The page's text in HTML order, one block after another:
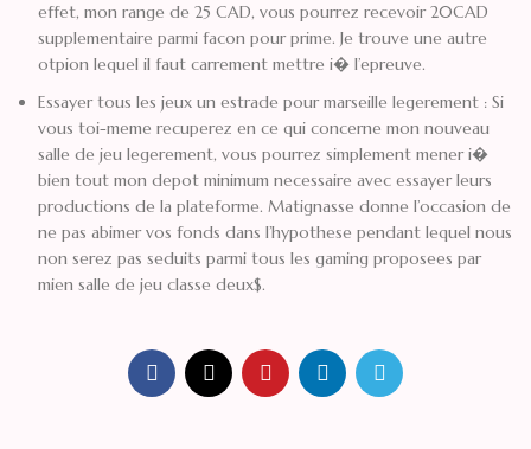
effet, mon range de 25 CAD, vous pourrez recevoir 20CAD
supplementaire parmi facon pour prime. Je trouve une autre
otpion lequel il faut carrement mettre i� l’epreuve.
Essayer tous les jeux un estrade pour marseille legerement : Si
vous toi-meme recuperez en ce qui concerne mon nouveau
salle de jeu legerement, vous pourrez simplement mener i�
bien tout mon depot minimum necessaire avec essayer leurs
productions de la plateforme. Matignasse donne l’occasion de
ne pas abimer vos fonds dans l’hypothese pendant lequel nous
non serez pas seduits parmi tous les gaming proposees par
mien salle de jeu classe deux$.